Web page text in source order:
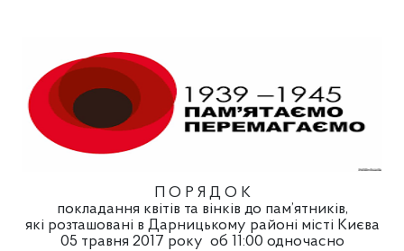
П О Р Я Д О К
покладання квітів та вінків до пам’ятників,
які розташовані в Дарницькому районі місті Києва
05 травня 2017 року об 11:00 одночасно